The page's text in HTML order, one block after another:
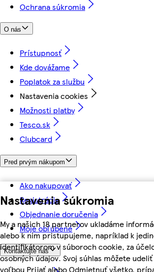
Nastavenia súkromia
My a našich 18 partnerov ukladáme
alebo k nim pristupujeme, napríklad k
identifikátorom v súboroch cookie, za
osobných údajov. Svoj súhlas môžete
voľbou Prijať alebo Odmietnuť všetko,
Ochrana súkromia
O nás
Prístupnosť
Kde dovážame
Poplatok za službu
Nastavenia cookies
Možnosti platby
Tesco.sk
Clubcard
Pred prvým nákupom
Ako nakupovať
Registrácia
Objednanie doručenia
Moje obľúbené
Kontaktujte nás